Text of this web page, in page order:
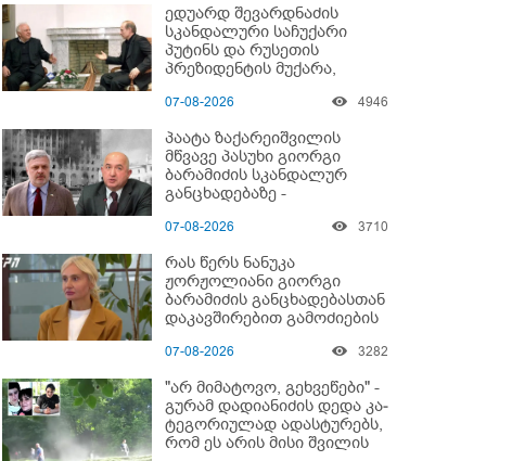
ედუარდ შევარდნაძის
სკანდალური საჩუქარი
პუტინს და რუსეთის
პრეზიდენტის მუქარა,
აასრულა
07-08-2026 4946
პაატა ზაქარეიშვილის
მწვავე პასუხი გიორგი
ბარამიძის სკანდალურ
განცხადებაზე -
ვიცი... კამანში მოკლული
გადმოვასვენე... ბარამიძე
კი ტყუის"
07-08-2026 3710
რას წერს ნანუკა
ჟორჟოლიანი გიორგი
ბარამიძის განცხადებასთან
დაკავშირებით გამოძიების
07-08-2026 3282
"არ მიმატოვო, გეხვეწები" -
გუ­რა­მ დადიანიძის დედა კა­
ტე­გო­რი­უ­ლად ადას­ტუ­რებს,
რომ ეს არის მისი შვი­ლის